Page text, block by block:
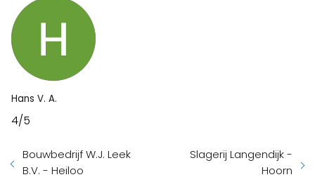
Hans V. A.
4/5
Bouwbedrijf W.J. Leek
B.V. - Heiloo
Slagerij Langendijk -
Hoorn